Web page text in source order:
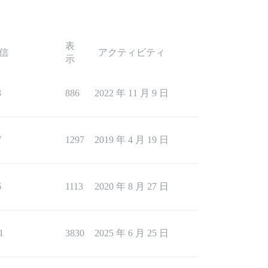
表
示
アクティビティ
886 2022 年 11 月 9 日
1297 2019 年 4 月 19 日
1113 2020 年 8 月 27 日
3830 2025 年 6 月 25 日